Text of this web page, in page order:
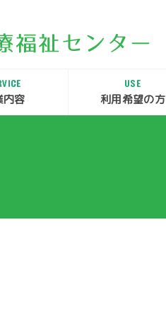
内容
USE
利用希望の方